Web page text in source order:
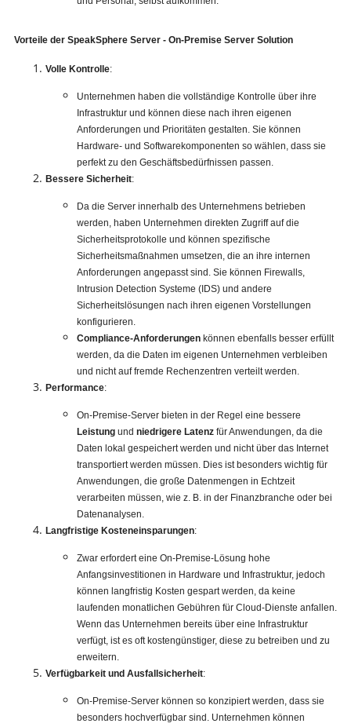
Vorteile der SpeakSphere Server - On-Premise Server Solution
Volle Kontrolle:
Unternehmen haben die vollständige Kontrolle über ihre
Infrastruktur und können diese nach ihren eigenen
Anforderungen und Prioritäten gestalten. Sie können
Hardware- und Softwarekomponenten so wählen, dass sie
perfekt zu den Geschäftsbedürfnissen passen.
Bessere Sicherheit:
Da die Server innerhalb des Unternehmens betrieben
werden, haben Unternehmen direkten Zugriff auf die
Sicherheitsprotokolle und können spezifische
Sicherheitsmaßnahmen umsetzen, die an ihre internen
Anforderungen angepasst sind. Sie können Firewalls,
Intrusion Detection Systeme (IDS) und andere
Sicherheitslösungen nach ihren eigenen Vorstellungen
konfigurieren.
Compliance-Anforderungenkönnen ebenfalls besser erfüllt
werden, da die Daten im eigenen Unternehmen verbleiben
und nicht auf fremde Rechenzentren verteilt werden.
Performance:
On-Premise-Server bieten in der Regel eine bessere
Leistungund niedrigere Latenzfür Anwendungen, da die
Daten lokal gespeichert werden und nicht über das Internet
transportiert werden müssen. Dies ist besonders wichtig für
Anwendungen, die große Datenmengen in Echtzeit
verarbeiten müssen, wie z. B. in der Finanzbranche oder bei
Datenanalysen.
Langfristige Kosteneinsparungen:
Zwar erfordert eine On-Premise-Lösung hohe
Anfangsinvestitionen in Hardware und Infrastruktur, jedoch
können langfristig Kosten gespart werden, da keine
laufenden monatlichen Gebühren für Cloud-Dienste anfallen.
Wenn das Unternehmen bereits über eine Infrastruktur
verfügt, ist es oft kostengünstiger, diese zu betreiben und zu
erweitern.
Verfügbarkeit und Ausfallsicherheit:
On-Premise-Server können so konzipiert werden, dass sie
besonders hochverfügbar sind. Unternehmen können